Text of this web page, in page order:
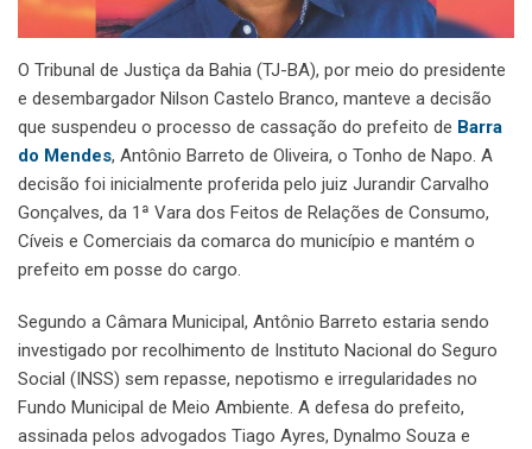
O Tribunal de Justiça da Bahia (TJ-BA), por meio do presidente
e desembargador Nilson Castelo Branco, manteve a decisão
que suspendeu o processo de cassação do prefeito de Barra
do Mendes, Antônio Barreto de Oliveira, o Tonho de Napo. A
decisão foi inicialmente proferida pelo juiz Jurandir Carvalho
Gonçalves, da 1ª Vara dos Feitos de Relações de Consumo,
Cíveis e Comerciais da comarca do município e mantém o
prefeito em posse do cargo.
Segundo a Câmara Municipal, Antônio Barreto estaria sendo
investigado por recolhimento de Instituto Nacional do Seguro
Social (INSS) sem repasse, nepotismo e irregularidades no
Fundo Municipal de Meio Ambiente. A defesa do prefeito,
assinada pelos advogados Tiago Ayres, Dynalmo Souza e